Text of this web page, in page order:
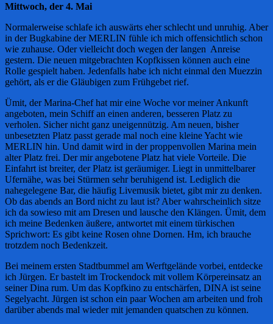
Mittwoch, der 4. Mai
Normalerweise schlafe ich auswärts eher schlecht und unruhig. Aber
in der Bugkabine der MERLIN fühle ich mich offensichtlich schon
wie zuhause. Oder vielleicht doch wegen der langen Anreise
gestern. Die neuen mitgebrachten Kopfkissen können auch eine
Rolle gespielt haben. Jedenfalls habe ich nicht einmal den Muezzin
gehört, als er die Gläubigen zum Frühgebet rief.
Ümit, der Marina-Chef hat mir eine Woche vor meiner Ankunft
angeboten, mein Schiff an einen anderen, besseren Platz zu
verholen. Sicher nicht ganz uneigennützig. Am neuen, bisher
unbesetzten Platz passt gerade mal noch eine kleine Yacht wie
MERLIN hin. Und damit wird in der proppenvollen Marina mein
alter Platz frei. Der mir angebotene Platz hat viele Vorteile. Die
Einfahrt ist breiter, der Platz ist geräumiger. Liegt in unmittelbarer
Ufernähe, was bei Stürmen sehr beruhigend ist. Lediglich die
nahegelegene Bar, die häufig Livemusik bietet, gibt mir zu denken.
Ob das abends an Bord nicht zu laut ist? Aber wahrscheinlich sitze
ich da sowieso mit am Dresen und lausche den Klängen. Ümit, dem
ich meine Bedenken äußere, antwortet mit einem türkischen
Sprichwort: Es gibt keine Rosen ohne Dornen. Hm, ich brauche
trotzdem noch Bedenkzeit.
Bei meinem ersten Stadtbummel am Werftgelände vorbei, entdecke
ich Jürgen. Er bastelt im Trockendock mit vollem Körpereinsatz an
seiner Dina rum. Um das Kopfkino zu entschärfen, DINA ist seine
Segelyacht. Jürgen ist schon ein paar Wochen am arbeiten und froh
darüber abends mal wieder mit jemanden quatschen zu können.